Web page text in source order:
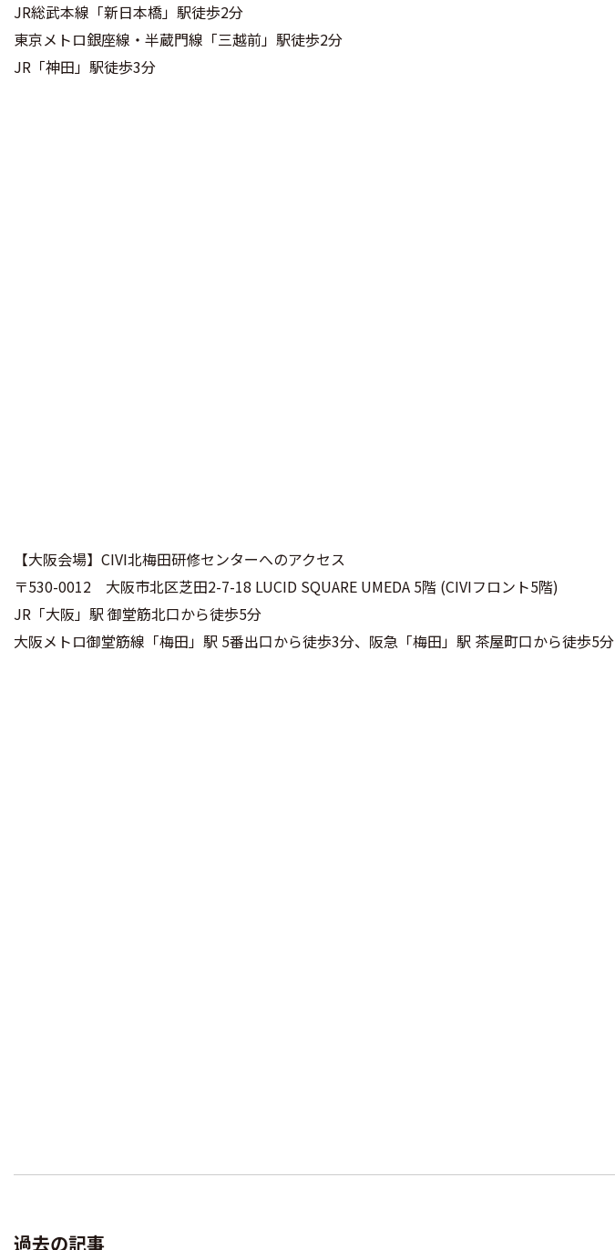
JR総武本線「新日本橋」駅徒歩2分
東京メトロ銀座線・半蔵門線「三越前」駅徒歩2分
JR「神田」駅徒歩3分
【大阪会場】CIVI北梅田研修センターへのアクセス
〒530-0012 大阪市北区芝田2-7-18 LUCID SQUARE UMEDA 5階 (CIVIフロント5階)
JR「大阪」駅 御堂筋北口から徒歩5分
大阪メトロ御堂筋線「梅田」駅 5番出口から徒歩3分、阪急「梅田」駅 茶屋町口から徒歩5分
過去の記事